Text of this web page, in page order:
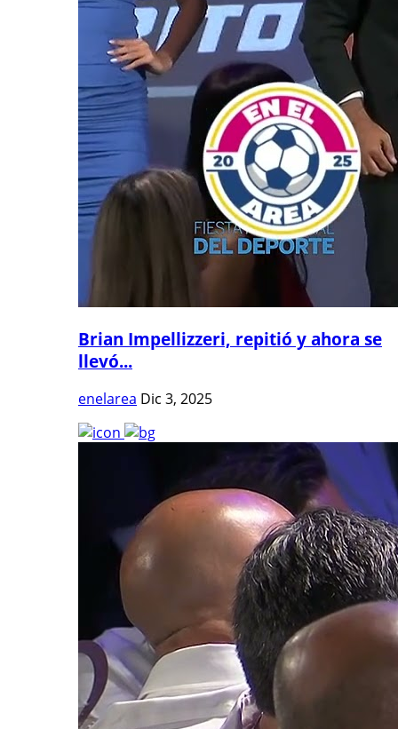
Brian Impellizzeri, repitió y ahora se
llevó...
enelarea Dic 3, 2025